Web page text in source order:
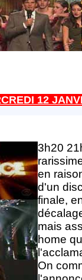
12
3h20
en
d'un
finale,
mais
home
On